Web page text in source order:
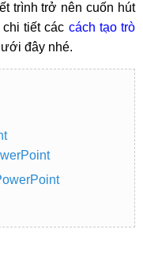
trình trở nên cuốn hút
tiết các cách tạo trò
đây nhé.